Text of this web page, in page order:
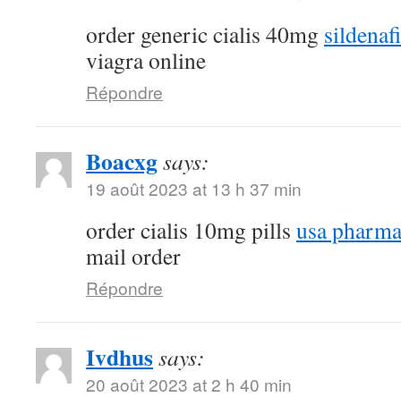
order generic cialis 40mg
viagra online
Répondre
Boacxgsays:
19 août 2023 at 13 h 37 min
order cialis 10mg pills usa
mail order
Répondre
Ivdhussays:
20 août 2023 at 2 h 40 min